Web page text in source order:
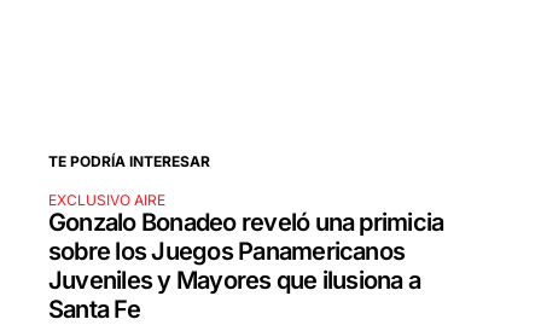
TE PODRÍA INTERESAR
EXCLUSIVO AIRE
Gonzalo Bonadeo reveló una primicia
sobre los Juegos Panamericanos
Juveniles y Mayores que ilusiona a
Santa Fe